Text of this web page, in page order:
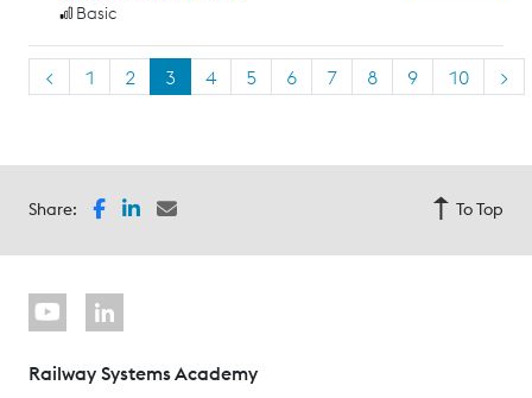
Basic
< 1 2 3 4 5 6 7 8 9 10 >
Share: To Top
Railway Systems Academy